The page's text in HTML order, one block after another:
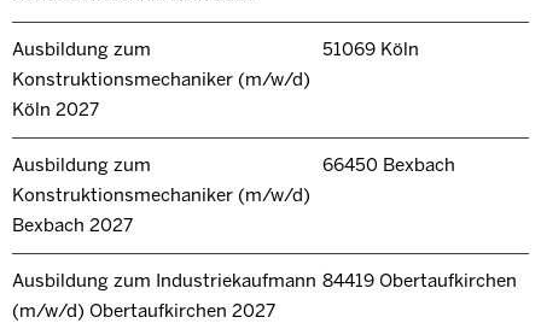
Ausbildung zum
Konstruktionsmechaniker (m/w/d)
Köln 2027
51069 Köln
Ausbildung zum
Konstruktionsmechaniker (m/w/d)
Bexbach 2027
66450 Bexbach
Ausbildung zum Industriekaufmann
(m/w/d) Obertaufkirchen 2027
84419 Obertaufkirchen